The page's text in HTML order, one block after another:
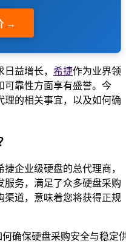
→
日益增长， 希捷作为业界领
可靠性方面享有盛誉。今
理的相关事宜，以及如何确
企业级硬盘的总代理商，
服务，满足了众多硬盘采购
渠道，意味着您将获得正规